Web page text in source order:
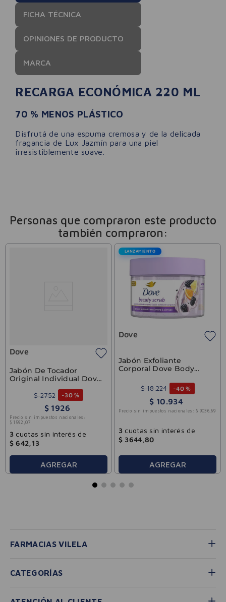
FICHA TÉCNICA
OPINIONES DE PRODUCTO
MARCA
RECARGA ECONÓMICA 220 ML
70 % MENOS PLÁSTICO
Disfrutá de una espuma cremosa y de la delicada
fragancia de Lux Jazmín para una piel
irresistiblemente suave.
Personas que compraron este producto
también compraron:
Dove
Jabón De Tocador
Original Individual Dove
$ 2752 -30 %
$ 1926
Precio sin impuestos nacionales:
$ 1592 ,07
3cuotas sin interés de
$ 642 13
AGREGAR
LANZAMIENTO
Dove
Jabón Exfoliante
Corporal Dove Body
$ 18.224 -40 %
$ 10 934
Precio sin impuestos nacionales: $ 9036 ,69
3cuotas sin interés de
$ 3644 80
AGREGAR
FARMACIAS VILELA
CATEGORÍAS